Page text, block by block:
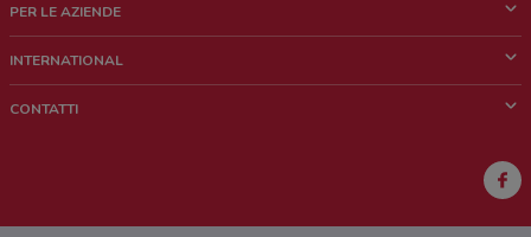
Chi siamo
Lavora con noi
PER LE AZIENDE
Richieste commerciali e marketing
INTERNATIONAL
CONTATTI
Hai un malfunzionamento sul web o sull'app?